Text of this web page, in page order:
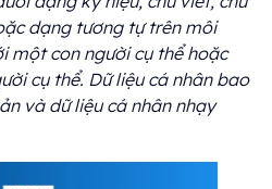
dạng tương tự trên môi
một con người cụ thể hoặc
cụ thể. Dữ liệu cá nhân bao
và dữ liệu cá nhân nhạy